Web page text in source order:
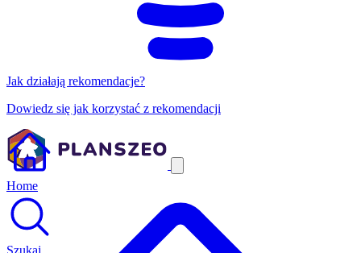
Jak działają rekomendacje?
Dowiedz się jak korzystać z rekomendacji
Home
Szukaj